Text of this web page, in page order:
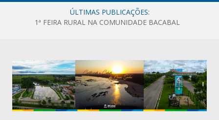
ÚLTIMAS PUBLICAÇÕES:
1ª FEIRA RURAL NA COMUNIDADE BACABAL